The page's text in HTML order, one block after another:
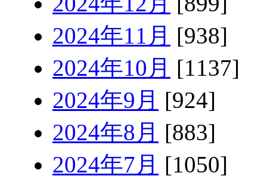
2024年11月 [938]
2024年10月 [1137]
2024年9月 [924]
2024年8月 [883]
2024年7月 [1050]